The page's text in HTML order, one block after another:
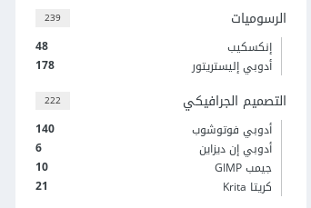
239 الرسوميات
48
إنكسكيب
178
أدوبي إليستريتور
222 التصميم الجرافيكي
140
أدوبي فوتوشوب
6
أدوبي إن ديزاين
10
جيمب GIMP
21
كريتا Krita